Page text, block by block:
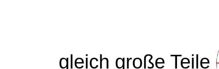
gleich große Teile